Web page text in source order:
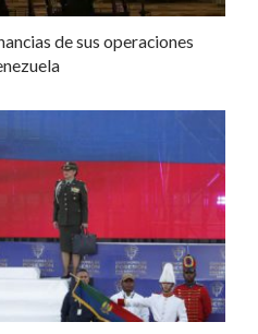
de sus operaciones